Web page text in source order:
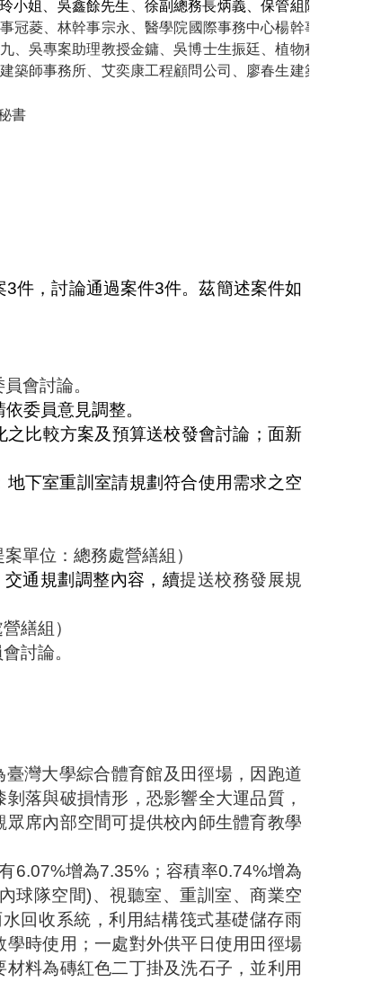
小姐、吳鑫餘先生
徐副總務長炳義、保管組陳
菱、林幹事宗永、醫學院國際事務中心楊幹事
吳專案助理教授金鏞、吳博士生振廷、植物科
師事務所、艾奕康工程顧問公司、廖春生建築
書
3件，討論通過案件3件。茲簡述案件如
會討論。
委員意見調整。
比較方案及預算送校發會討論；面新
下室重訓室請規劃符合使用需求之空
單位：總務處營繕組）
交通規劃調整內容，續提送校務發展規
繕組）
討論。
灣大學綜合體育館及田徑場，因跑道
落與破損情形，恐影響全大運品質，
席內部空間可提供校內師生體育教學
6.07%增為7.35% ；容積率0.74%增為
球隊空間)、視聽室、重訓室、商業空
回收系統，利用結構筏式基礎儲存雨
時使用；一處對外供平日使用田徑場
料為磚紅色二丁掛及洗石子，並利用